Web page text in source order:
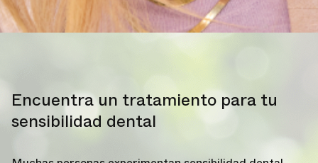
Encuentra un tratamiento para tu
sensibilidad dental